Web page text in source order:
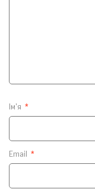
Ім'я *
Email *